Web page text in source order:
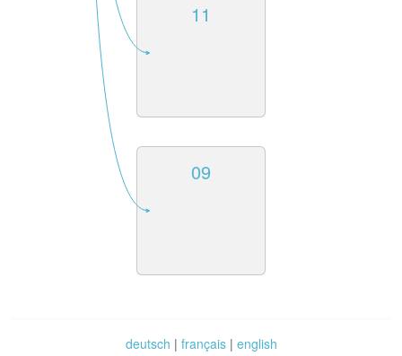
11
09
deutsch | français| english